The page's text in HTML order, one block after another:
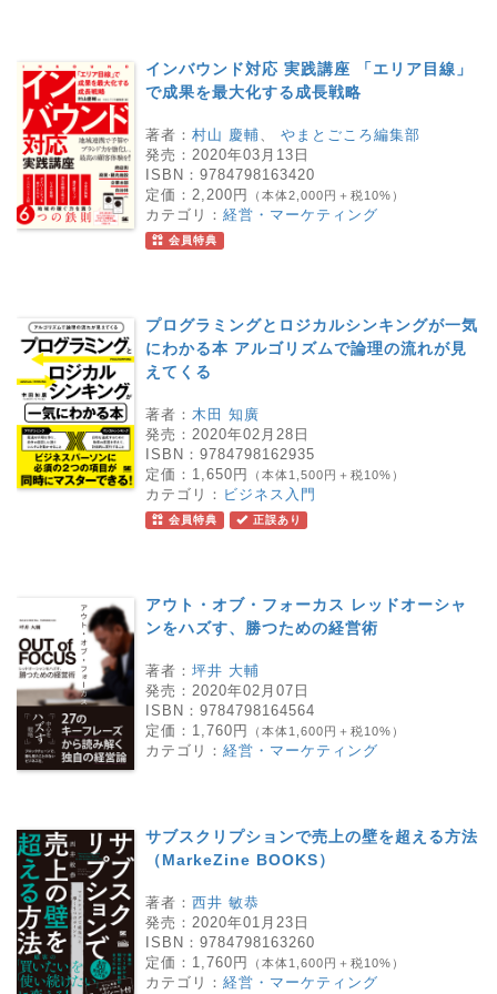
インバウンド対応 実践講座 「エリア目線」
で成果を最大化する成長戦略
著者： 村山 慶輔
やまとごころ編集部
発売： 2020年03月13日
ISBN： 9784798163420
定価： 2,200円 （本体2,000円＋税10%）
カテゴリ： 経営・マーケティング
会員特典
プログラミングとロジカルシンキングが一気
にわかる本 アルゴリズムで論理の流れが見
えてくる
著者： 木田 知廣
発売： 2020年02月28日
ISBN： 9784798162935
定価： 1,650円 （本体1,500円＋税10%）
カテゴリ： ビジネス入門
会員特典 正誤あり
アウト・オブ・フォーカス レッドオーシャ
ンをハズす、勝つための経営術
著者： 坪井 大輔
発売： 2020年02月07日
ISBN： 9784798164564
定価： 1,760円 （本体1,600円＋税10%）
カテゴリ： 経営・マーケティング
サブスクリプションで売上の壁を超える方法
（MarkeZine BOOKS）
著者： 西井 敏恭
発売： 2020年01月23日
ISBN： 9784798163260
定価： 1,760円 （本体1,600円＋税10%）
カテゴリ： 経営・マーケティング